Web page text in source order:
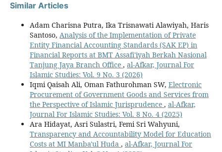
Similar Articles
Adam Charisna Putra, Ika Trisnawati Alawiyah, Haris
Santoso, Analysis of the Implementation of Private
Entity Financial Accounting Standards (SAK EP) in
Financial Reports at BMT Assafi'iyah Berkah Nasional
Tanjung Jaya Branch Office , al-Afkar, Journal For
Islamic Studies: Vol. 9 No. 3 (2026)
Iqmi Qaisah Ali, Oman Fathurohman SW, Electronic
Procurement of Government Goods and Services from
the Perspective of Islamic Jurisprudence , al-Afkar,
Journal For Islamic Studies: Vol. 8 No. 4 (2025)
Ara Hidayat, Asri Sulastri, Femi Sri Wahyuni,
Transparency and Accountability Model for Education
Costs at MI Manba'ul Huda , al-Afkar, Journal For